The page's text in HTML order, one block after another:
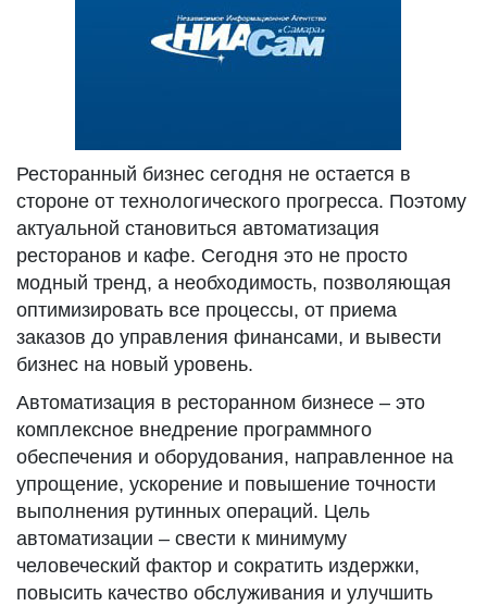
Ресторанный бизнес сегодня не остается в
стороне от технологического прогресса. Поэтому
актуальной становиться автоматизация
ресторанов и кафе. Сегодня это не просто
модный тренд, а необходимость, позволяющая
оптимизировать все процессы, от приема
заказов до управления финансами, и вывести
бизнес на новый уровень.
Автоматизация в ресторанном бизнесе – это
комплексное внедрение программного
обеспечения и оборудования, направленное на
упрощение, ускорение и повышение точности
выполнения рутинных операций. Цель
автоматизации – свести к минимуму
человеческий фактор и сократить издержки,
повысить качество обслуживания и улучшить